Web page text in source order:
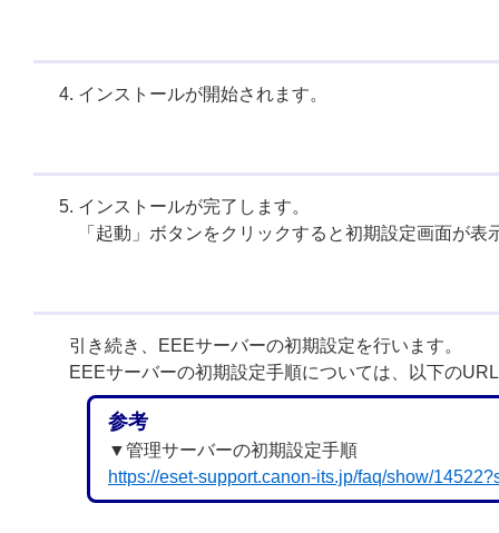
インストールが開始されます。
インストールが完了します。
「起動」ボタンをクリックすると初期設定画面が表
引き続き、EEEサーバーの初期設定を行います。
EEEサーバーの初期設定手順については、以下の
参考
▼管理サーバーの初期設定手順
https://eset-support.canon-its.jp/faq/show/